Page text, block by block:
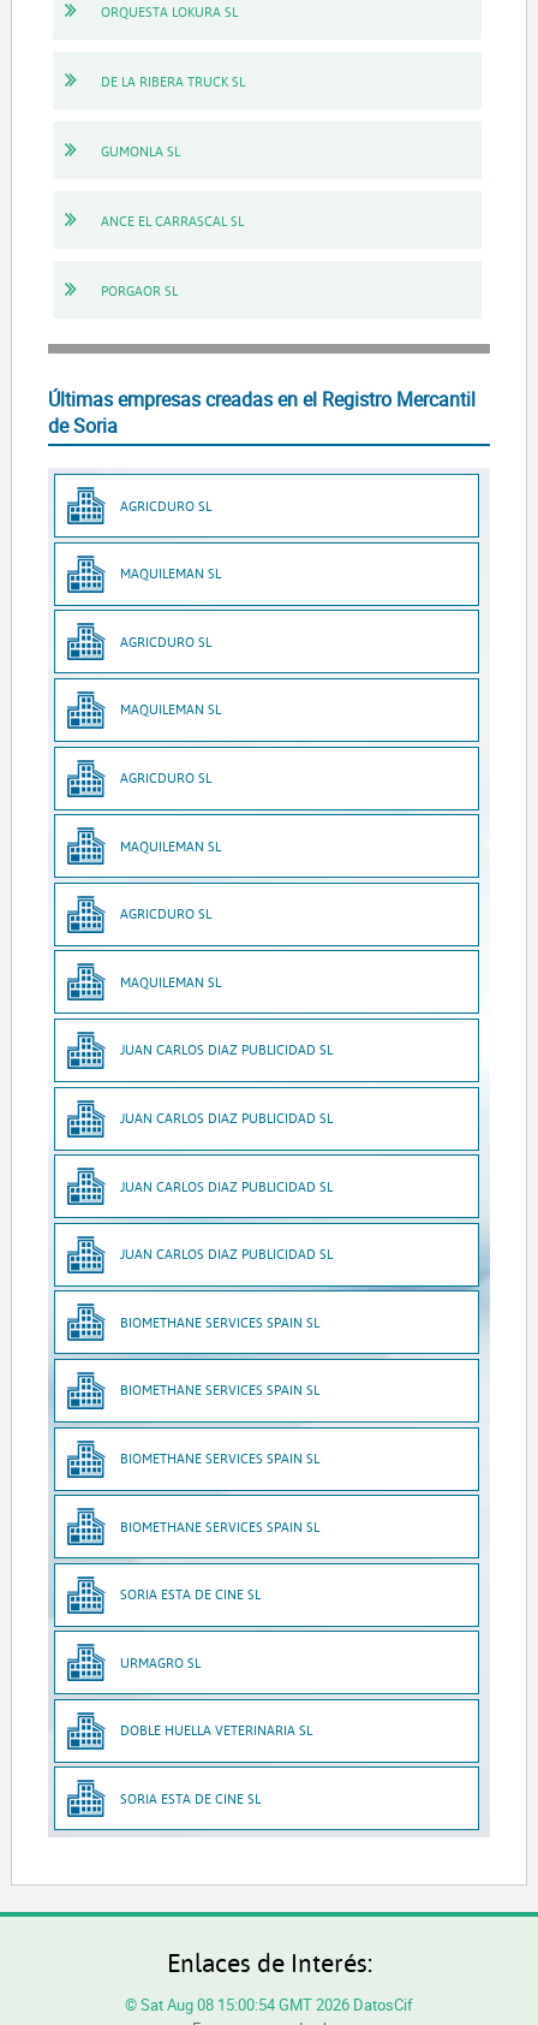
ORQUESTA LOKURA SL
DE LA RIBERA TRUCK SL
GUMONLA SL
ANCE EL CARRASCAL SL
PORGAOR SL
Últimas empresas creadas en el Registro Mercantil
de Soria
AGRICDURO SL
MAQUILEMAN SL
AGRICDURO SL
MAQUILEMAN SL
AGRICDURO SL
MAQUILEMAN SL
AGRICDURO SL
MAQUILEMAN SL
JUAN CARLOS DIAZ PUBLICIDAD SL
JUAN CARLOS DIAZ PUBLICIDAD SL
JUAN CARLOS DIAZ PUBLICIDAD SL
JUAN CARLOS DIAZ PUBLICIDAD SL
BIOMETHANE SERVICES SPAIN SL
BIOMETHANE SERVICES SPAIN SL
BIOMETHANE SERVICES SPAIN SL
BIOMETHANE SERVICES SPAIN SL
SORIA ESTA DE CINE SL
URMAGRO SL
DOBLE HUELLA VETERINARIA SL
SORIA ESTA DE CINE SL
Enlaces de Interés:
© Sat Aug 08 15:00:54 GMT 2026 DatosCif